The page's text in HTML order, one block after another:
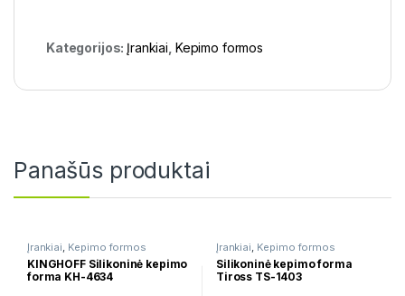
Kategorijos: Įrankiai Kepimo formos
Panašūs produktai
Įrankiai, Kepimo formos
KINGHOFF Silikoninė kepimo
forma KH-4634
Įrankiai, Kepimo formos
Silikoninė kepimo forma
Tiross TS-1403